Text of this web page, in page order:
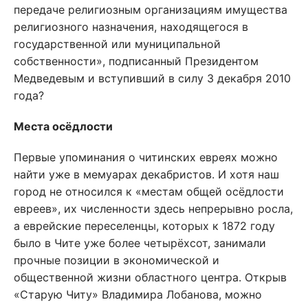
передаче религиозным организациям имущества
религиозного назначения, находящегося в
государственной или муниципальной
собственности», подписанный Президентом
Медведевым и вступивший в силу 3 декабря 2010
года?
Места осёдлости
Первые упоминания о читинских евреях можно
найти уже в мемуарах декабристов. И хотя наш
город не относился к «местам общей осёдлости
евреев», их численности здесь непрерывно росла,
а еврейские переселенцы, которых к 1872 году
было в Чите уже более четырёхсот, занимали
прочные позиции в экономической и
общественной жизни областного центра. Открыв
«Старую Читу» Владимира Лобанова, можно